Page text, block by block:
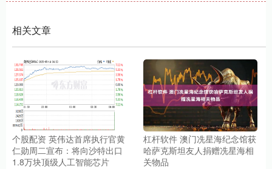
相关文章
个股配资 英伟达首席执行官黄
仁勋周二宣布：将向沙特出口
1.8万块顶级人工智能芯片
杠杆软件 澳门冼星海纪念馆获
哈萨克斯坦友人捐赠冼星海相
关物品